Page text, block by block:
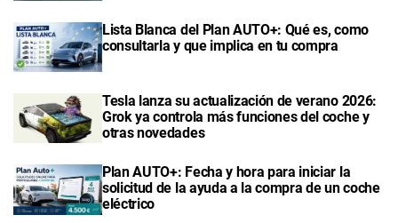
Lista Blanca del Plan AUTO+: Qué es, como
consultarla y que implica en tu compra
Tesla lanza su actualización de verano 2026:
Grok ya controla más funciones del coche y
otras novedades
Plan AUTO+: Fecha y hora para iniciar la
solicitud de la ayuda a la compra de un coche
eléctrico